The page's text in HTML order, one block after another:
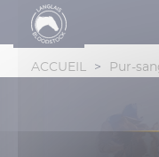
ACCUEIL > Pur-